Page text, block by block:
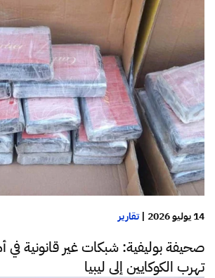
14 يوليو 2026 |تقارير
صحيفة بوليفية: شبكات غير قانونية في
تهرب الكوكايين إلى ليبيا